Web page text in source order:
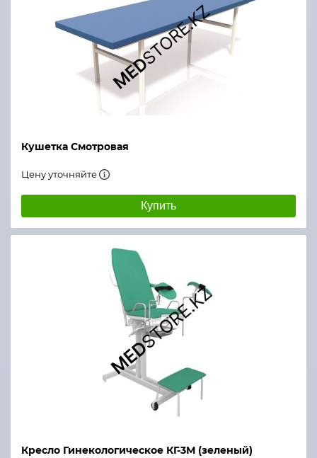
Кушетка Смотровая
Цену уточняйте
Купить
Кресло Гинекологическое КГ-3М (зеленый)